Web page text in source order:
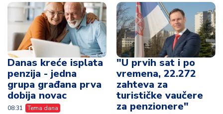
Danas kreće isplata
penzija - jedna
grupa građana prva
dobija novac
08:31 Tema dana
"U prvih sat i po
vremena, 22.272
zahteva za
turističke vaučere
za penzionere"